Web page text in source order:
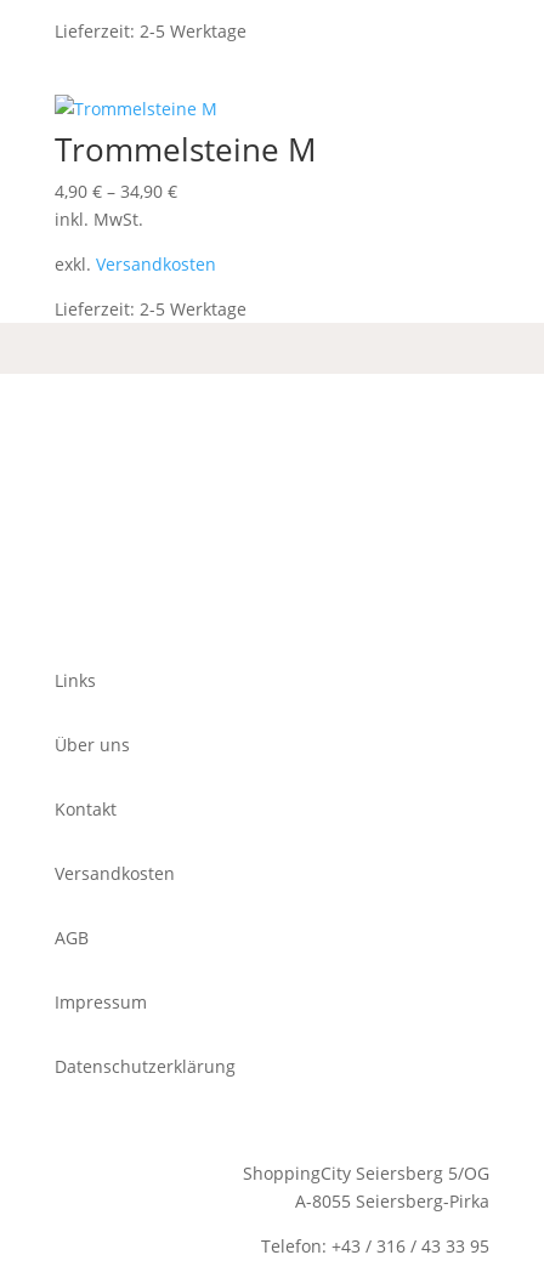
Lieferzeit: 2-5 Werktage
Trommelsteine M
4,90 €– 34,90 €
inkl. MwSt.
exkl. Versandkosten
Lieferzeit: 2-5 Werktage
Links
Über uns
Kontakt
Versandkosten
AGB
Impressum
Datenschutzerklärung
ShoppingCity Seiersberg 5/OG
A-8055 Seiersberg-Pirka
Telefon: +43 / 316 / 43 33 95